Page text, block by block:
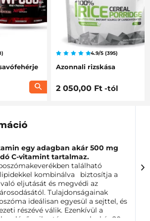
Azonnali rizskása
4.9/5 (395)
2 050,00 Ft -tól
egy adagban akár 500 mg
C-vitamint tartalmaz.
található
kombinálva
biztosítja a
eljutását és megvédi az
Tulajdonságainak
ideálisan egyesül a sejttel, és
részévé válik. Ezenkívül a
lévő mikrotápanyagok akár 20-